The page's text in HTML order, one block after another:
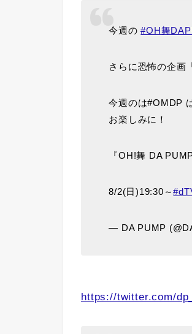
今週の#OH舞
さらに恐怖の企
今週のは#OMDP
お楽しみに！
『OH!舞 DA
8/2(日)19:30～
— DA PUMP
https://twitter.com/